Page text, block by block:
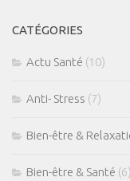
CATÉGORIES
Actu Santé (10)
Anti- Stress (7)
Bien-être &
Bien-être & Santé (6)